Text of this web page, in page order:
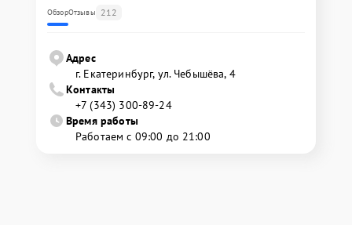
ОбзорОтзывы 212
Адрес
г. Екатеринбург, ул. Чебышёва, 4
Контакты
+7 (343) 300-89-24
Время работы
Работаем с 09:00 до 21:00